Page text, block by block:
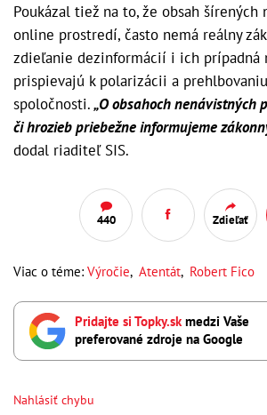
Poukázal tiež na to, že obsah šírených
online prostredí, často nemá reálny
zdieľanie dezinformácií i ich prípadná
prispievajú k polarizácii a
spoločnosti.„O obsahoch nenávistných
či hrozieb priebežne informujeme
dodal riaditeľ SIS.
440 Zdieľať
Viac o téme: Výročie, Atentát, Robert Fico
Pridajte si Topky.skmedzi Vaše
preferované zdroje na Google
Nahlásiť chybu